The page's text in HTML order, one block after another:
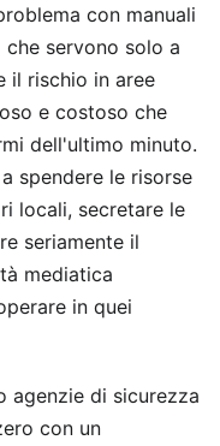
con manuali
servono solo a
il rischio in aree
e costoso che
dell'ultimo minuto.
spendere le risorse
locali, secretare le
seriamente il
mediatica
in quei
agenzie di sicurezza
con un